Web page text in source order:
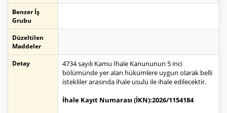
Benzer İş
Grubu
Düzeltilen
Maddeler
Detay
4734 sayılı Kamu İhale Kanununun 5 inci
bölümünde yer alan hükümlere uygun olarak belli
istekliler arasında ihale usulü ile ihale edilecektir.
İhale Kayıt Numarası (İKN):2026/1154184